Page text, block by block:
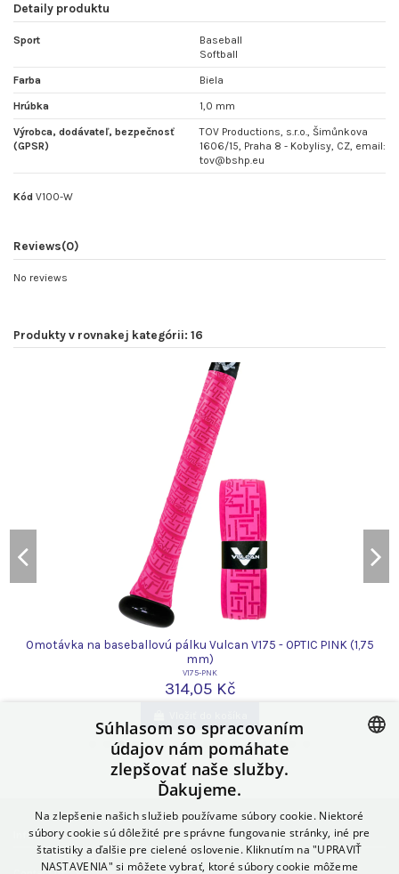
Detaily produktu
Sport
Baseball
Softball
Farba Biela
Hrúbka 1,0 mm
Výrobca, dodávateľ, bezpečnosť
(GPSR)
TOV Productions, s.r.o., Šimůnkova
1606/15, Praha 8 - Kobylisy, CZ, email:
tov@bshp.eu
Kód V100-W
Reviews(0)
No reviews
Produkty v rovnakej kategórii: 16
Omotávka na baseballovú pálku Vulcan V175 - OPTIC PINK (1,75
mm)
V175-PNK
314,05 Kč
Informácie POLISH
GERMAN
Súhlasom so spracovaním
údajov nám pomáhate
zlepšovať naše služby.
Ďakujeme.
Na zlepšenie našich služieb používame súbory cookie. Niektoré
súbory cookie sú dôležité pre správne fungovanie stránky, iné pre
štatistiky a ďalšie pre cielené oslovenie. Kliknutím na "UPRAVIŤ
NASTAVENIA" si môžete vybrať, ktoré súbory cookie môžeme